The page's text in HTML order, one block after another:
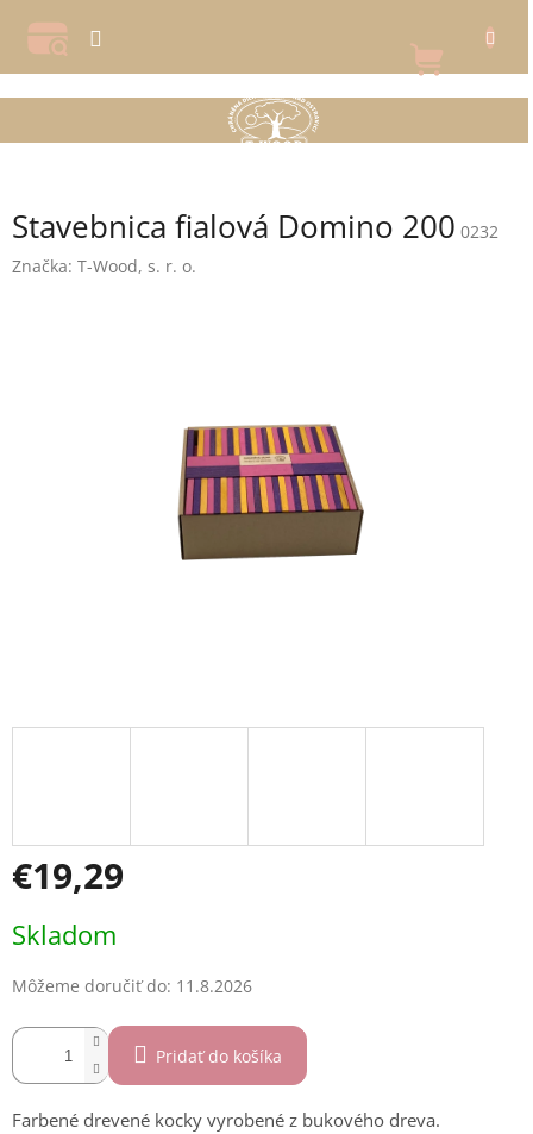
obsah
KOŠÍK
Stavebnica fialová Domino 200 0232
Značka: T-Wood, s. r. o.
€19,29
cena:
Skladom
Môžeme doručiť do: 11.8.2026
Pridať do košíka
Farbené drevené kocky vyrobené z bukového dreva.